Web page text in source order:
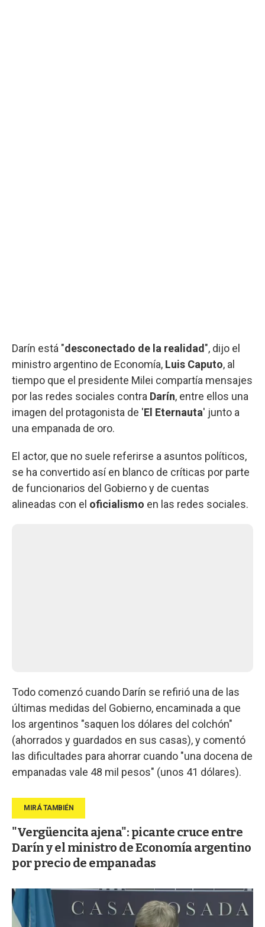
Darín está "desconectado de la realidad ", dijo el
ministro argentino de Economía, Luis Caputo, al
tiempo que el presidente Milei compartía mensajes
por las redes sociales contra Darín, entre ellos una
imagen del protagonista de 'El Eternauta' junto a
una empanada de oro.
El actor, que no suele referirse a asuntos políticos,
se ha convertido así en blanco de críticas por parte
de funcionarios del Gobierno y de cuentas
alineadas con el oficialismo en las redes sociales.
Todo comenzó cuando Darín se refirió una de las
últimas medidas del Gobierno, encaminada a que
los argentinos "saquen los dólares del colchón"
(ahorrados y guardados en sus casas), y comentó
las dificultades para ahorrar cuando "una docena de
empanadas vale 48 mil pesos" (unos 41 dólares).
"Vergüencita ajena": picante cruce entre
Darín y el ministro de Economía argentino
por precio de empanadas